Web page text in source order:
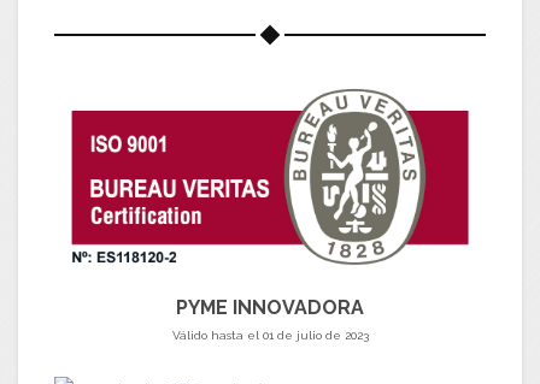
PYME INNOVADORA
Válido hasta el 01 de julio de 2023